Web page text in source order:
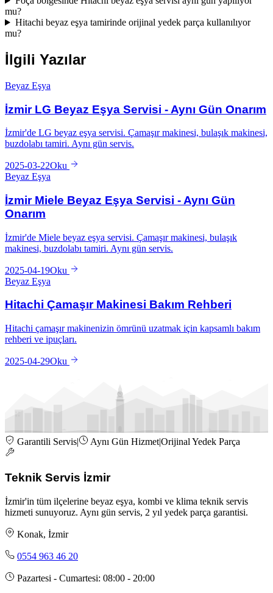
mu?
Hitachi beyaz eşya tamirinde orijinal yedek parça kullanılıyor
mu?
İlgili Yazılar
Beyaz Eşya
İzmir LG Beyaz Eşya Servisi - Aynı Gün Onarım
İzmir'de LG beyaz eşya servisi. Çamaşır makinesi, bulaşık makinesi,
buzdolabı tamiri. Aynı gün servis.
2025-03-22Oku
Beyaz Eşya
İzmir Miele Beyaz Eşya Servisi - Aynı Gün
Onarım
İzmir'de Miele beyaz eşya servisi. Çamaşır makinesi, bulaşık
makinesi, buzdolabı tamiri. Aynı gün servis.
2025-04-19Oku
Beyaz Eşya
Hitachi Çamaşır Makinesi Bakım Rehberi
Hitachi çamaşır makinenizin ömrünü uzatmak için kapsamlı bakım
rehberi ve ipuçları.
2025-04-29Oku
Garantili Servis| Aynı Gün Hizmet|Orijinal Yedek Parça
Teknik Servis İzmir
İzmir'in tüm ilçelerine beyaz eşya, kombi ve klima teknik servis
hizmeti sunuyoruz. Aynı gün servis, 2 yıl yedek parça garantisi.
Konak, İzmir
0554 963 46 20
Pazartesi - Cumartesi: 08:00 - 20:00